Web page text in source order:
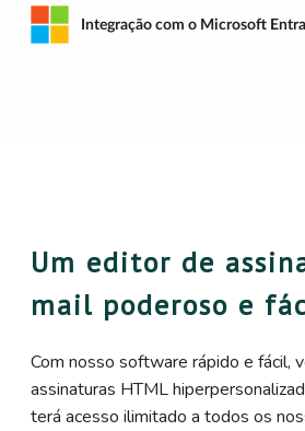
Integração com o Microsoft
Um editor de
mail poderoso e
Com nosso software rápido e fácil,
assinaturas HTML
terá acesso ilimitado a todos os